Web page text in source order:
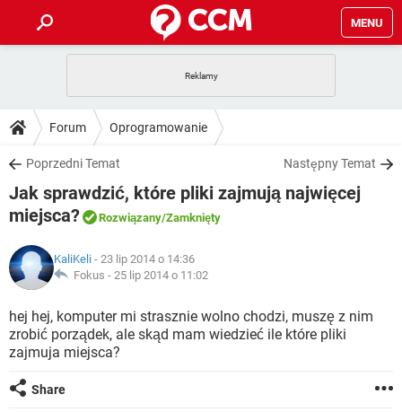
MENU
GRY WHATSAPP
SPOTIFY
INSTAGRAM FACEBOOK
WINDOWS 10
PORADY
PlayStation TIKTOK
SPOTIFY
WINDOWS 10
DO POBRANIA
ANDROID TIKTOK
GRY WHATSAPP
IOS
INSTAGRAM
WINDOWS 10
FORUM
GRY
INSTAGRAM FACEBOOK
WINDOWS 10
ARTYKUŁY
COVID-19
GRY WHATSAPP
SPOTIFY
INSTAGRAM
Forum Oprogramowanie
Poprzedni Temat Następny Temat
Jak sprawdzić, które pliki zajmują najwięcej
miejsca?
Rozwiązany/Zamknięty
KaliKeli - 23 lip 2014 o 14:36
Fokus - 25 lip 2014 o 11:02
hej hej, komputer mi strasznie wolno chodzi, muszę z nim
zrobić porządek, ale skąd mam wiedzieć ile które pliki
zajmuja miejsca?
Share